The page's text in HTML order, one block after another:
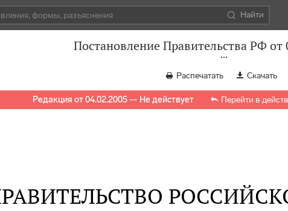
Найти
Постановление Правительства РФ от
Распечатать Скачать
Редакция от 04.02.2005 — Не действует Перейти в